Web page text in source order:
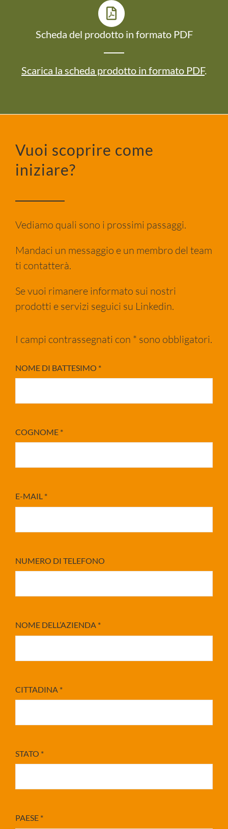
Scheda del prodotto in formato PDF
Scarica la scheda prodotto in formato PDF.
Vuoi scoprire come
iniziare?
Vediamo quali sono i prossimi passaggi.
Mandaci un messaggio e un membro del team
ti contatterà.
Se vuoi rimanere informato sui nostri
prodotti e servizi seguici su Linkedin.
I campi contrassegnati con * sono obbligatori.
NOME DI BATTESIMO *
COGNOME *
E-MAIL *
NUMERO DI TELEFONO
NOME DELL’AZIENDA *
CITTADINA *
STATO *
PAESE *